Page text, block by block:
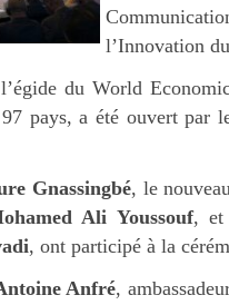
l’Innovation
du World
pays, a été ouvert par
Gnassingbé, le
Ali Youssouf, et
, ont participé à la
Anfré,